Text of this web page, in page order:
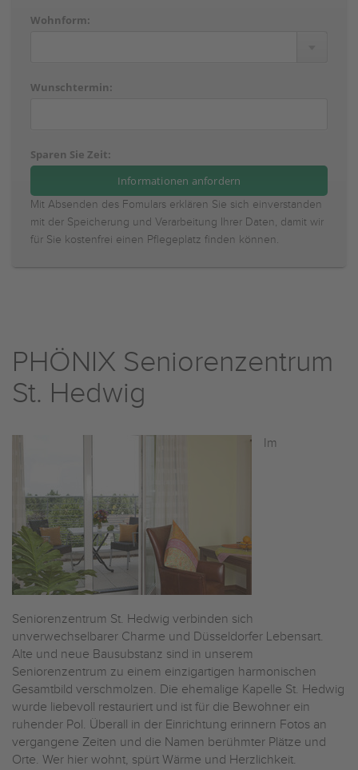
Wohnform:
Wunschtermin:
Sparen Sie Zeit:
Mit Absenden des Fomulars erklären Sie sich einverstanden
mit der Speicherung und Verarbeitung Ihrer Daten, damit wir
für Sie kostenfrei einen Pflegeplatz finden können.
PHÖNIX Seniorenzentrum
St. Hedwig
Im
Seniorenzentrum St. Hedwig verbinden sich
unverwechselbarer Charme und Düsseldorfer Lebensart.
Alte und neue Bausubstanz sind in unserem
Seniorenzentrum zu einem einzigartigen harmonischen
Gesamtbild verschmolzen. Die ehemalige Kapelle St. Hedwig
wurde liebevoll restauriert und ist für die Bewohner ein
ruhender Pol. Überall in der Einrichtung erinnern Fotos an
vergangene Zeiten und die Namen berühmter Plätze und
Orte. Wer hier wohnt, spürt Wärme und Herzlichkeit.